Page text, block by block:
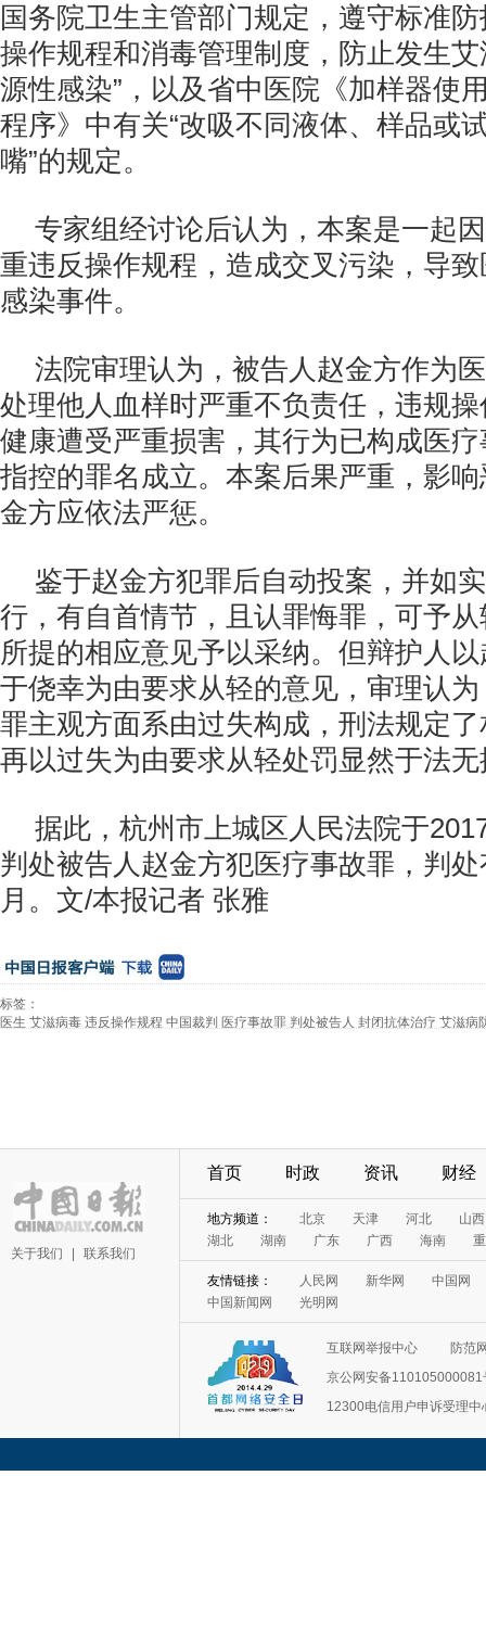
国务院卫生主管部门规定，遵守标准
操作规程和消毒管理制度，防止发生
源性感染”，以及省中医院《加样器使
程序》中有关“改吸不同液体、样品或
嘴”的规定。
专家组经讨论后认为，本案是一起
重违反操作规程，造成交叉污染，导
感染事件。
法院审理认为，被告人赵金方作为
处理他人血样时严重不负责任，违规
健康遭受严重损害，其行为已构成医
指控的罪名成立。本案后果严重，影
金方应依法严惩。
鉴于赵金方犯罪后自动投案，并如
行，有自首情节，且认罪悔罪，可予
所提的相应意见予以采纳。但辩护人
于侥幸为由要求从轻的意见，审理认
罪主观方面系由过失构成，刑法规定
再以过失为由要求从轻处罚显然于法
据此，杭州市上城区人民法院于
判处被告人赵金方犯医疗事故罪，判
月。文/本报记者 张雅
标签：
医生 艾滋病毒 违反操作规程 中国裁判 医疗事故罪 判处被告人 封闭抗体治疗 艾滋病
关于我们 联系我们
首页 时政 资讯 财经
地方频道： 北京 天津 河北
山西
湖北
湖南 广东 广西 海南
友情链接： 人民网 新华网
中国网
中国新闻网
光明网
互联网举报中心
防范
京公网安备110105000081
12300电信用户申诉受理中